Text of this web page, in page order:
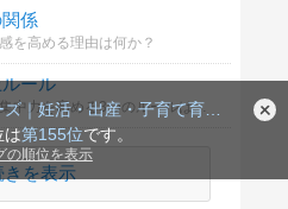
プリママーズ｜妊活・出産・子育て育児ブログ
は第155位です。
の順位を表示
係
を高める理由は何か？
ール
家庭で簡単に実践できる集中力を高める3つのルールは何？
きを表示